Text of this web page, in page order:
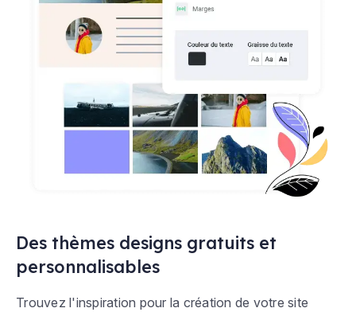
Des thèmes designs gratuits et
personnalisables
Trouvez l'inspiration pour la création de votre site